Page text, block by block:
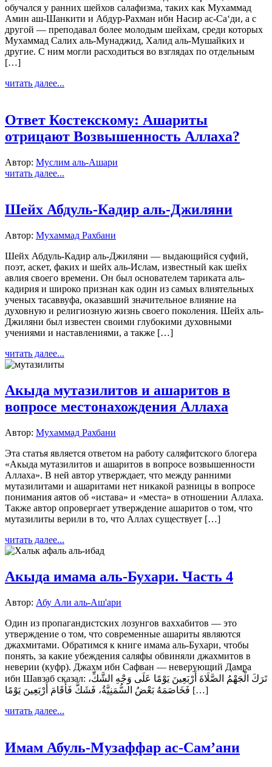
обучался у ранних шейхов салафизма, таких как Мухаммад
Амин аш-Шанкити и Абдур-Рахман ибн Насир ас-Са‘ди, а с
другой — преподавал более молодым шейхам, среди которых
Мухаммад Салих аль-Мунаджид, Халид аль-Мушайких и
другие. С ним могли расходиться во взглядах по отдельным
[…]
читать далее...
Ответ Костекскому: Ашариты
отрицают Возвышенность Аллаха?
Автор: Муслим аль-Ашари
читать далее...
Шейх Абдуль-Кадир аль-Джиляни
Автор: Мухаммад Рахбани
Шейх Абдуль-Кадир аль-Джиляни — выдающийся суфий,
поэт, аскет, факих и шейх аль-Ислам, известный как шейх
авлия своего времени. Он был основателем тариката аль-
кадирия и широко признан как один из самых влиятельных
ученых тасаввуфа, оказавший значительное влияние на
духовную и религиозную жизнь своего поколения. Шейх аль-
Джиляни был известен своими глубокими духовными
учениями и наставлениями, а также […]
читать далее...
Акыда мутазилитов и ашаритов в
вопросе местонахождения Аллаха
Автор: Мухаммад Рахбани
Эта статья является ответом на работу саляфитского блогера
«Акыда мутазилитов и ашаритов в вопросе возвышенности
Аллаха». В ней автор утверждает, что между ранними
мутазилитами и ашаритами нет никакой разницы в вопросе
понимания аятов об «истава» и «места» в отношении Аллаха.
Также автор опровергает утверждение ашаритов о том, что
мутазилиты верили в то, что Аллах существует […]
читать далее...
Акыда имама аль-Бухари. Часть 4
Автор: Абу Али аль-Аш'ари
Один из пропагандистских лозунгов ваххабитов — это
утверждение о том, что современные ашариты являются
джахмитами. Обратимся к книге имама аль-Бухари, чтобы
понять, за какие убеждения саляфы обвиняли джахмитов в
неверии (куфр). Джахм ибн Сафван — неверующий Дамра
ибн Шавзаб сказал: تَرَكَ الْجَهْمُ الصَّلَاةَ أَرْبَعِينَ يَوْمًا عَلَى وَجْهِ الشَّكِّ،
فَخَاصَمَهُ بَعْضُ السُّمَنِيَّةُ، فَشَكَّ فَأَقَامَ أَرْبَعِينَ يَوْمًا […]
читать далее...
Имам Абуль-Музаффар ас-Сам’ани